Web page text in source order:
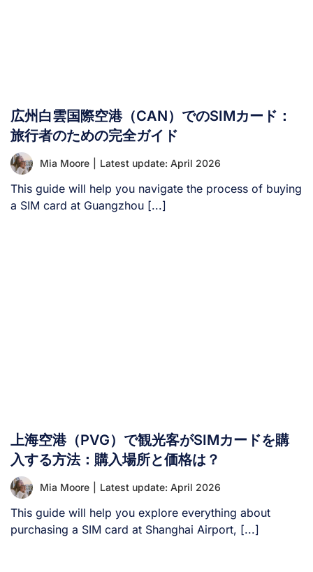
ことで高い評価を築いてきました。 AISの主な特徴は以下
の通りです： II. タイの他モバイル事業者と比較したAISサ
ービスの優位性 [...]
広州白雲国際空港（CAN）でのSIMカード：
旅行者のための完全ガイド
Mia Moore Latest update: April 2026
This guide will help you navigate the process of buying
a SIM card at Guangzhou [...]
上海空港（PVG）で観光客がSIMカードを購
入する方法：購入場所と価格は？
Mia Moore Latest update: April 2026
This guide will help you explore everything about
purchasing a SIM card at Shanghai Airport, [...]